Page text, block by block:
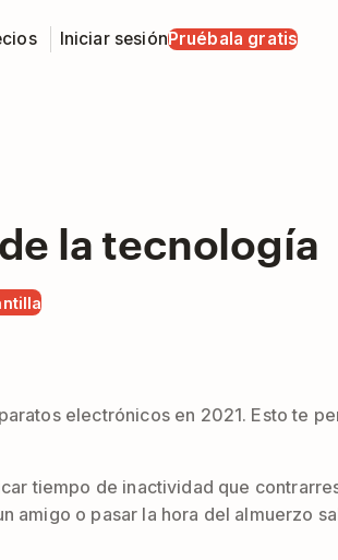
Iniciar sesiónPruébala gratis
la tecnología
electrónicos en 2021. Esto te
tiempo de inactividad que
o pasar la hora del almuerzo